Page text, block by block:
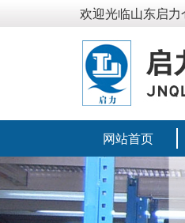
欢迎光临山东启力
网站首页